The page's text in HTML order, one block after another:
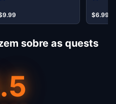
$6.99
sobre as quests